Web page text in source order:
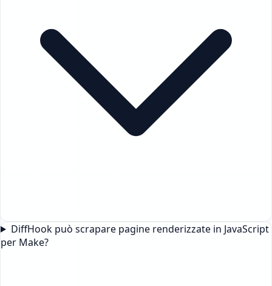
DiffHook può scrapare pagine renderizzate in JavaScript
per Make?